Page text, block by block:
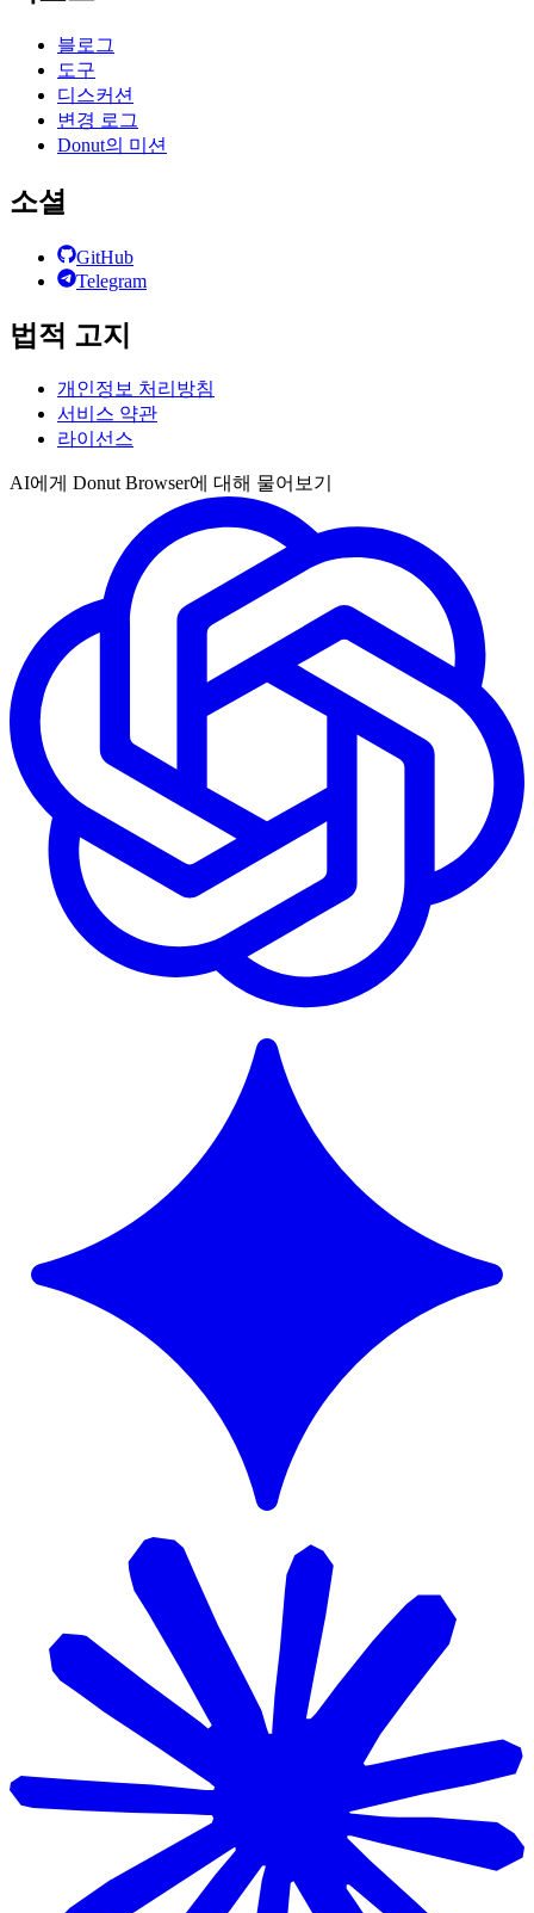
블로그
도구
디스커션
변경 로그
Donut의 미션
소셜
GitHub
Telegram
법적 고지
개인정보 처리방침
서비스 약관
라이선스
AI에게 Donut Browser에 대해 물어보기